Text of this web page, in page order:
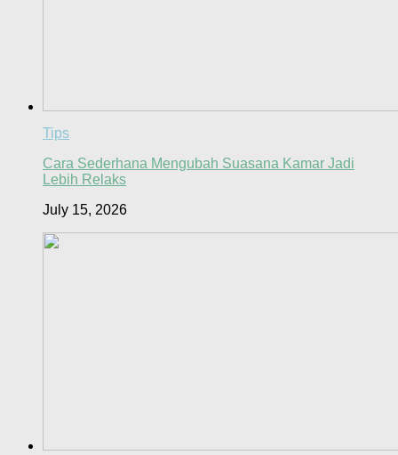
Tips
Cara Sederhana Mengubah Suasana Kamar Jadi
Lebih Relaks
July 15, 2026